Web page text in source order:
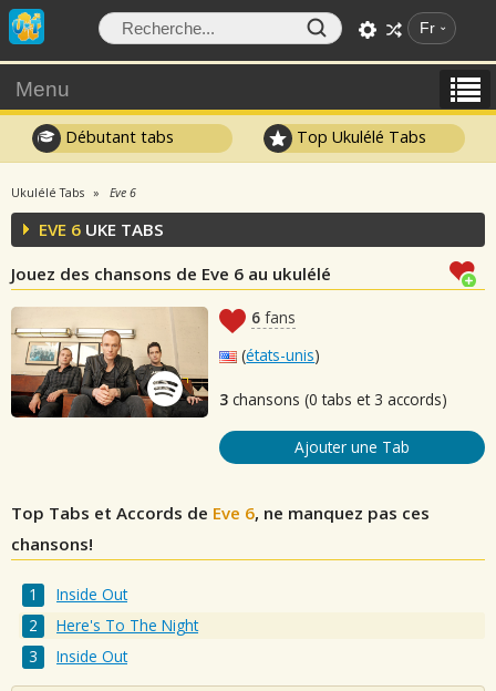
Fr
Menu
Débutant tabs Top Ukulélé Tabs
Ukulélé Tabs Eve 6
EVE 6 UKE TABS
Jouez des chansons de Eve 6 au ukulélé
6 fans
(états-unis)
3 chansons (0 tabs et 3 accords)
Ajouter une Tab
Top Tabs et Accords de Eve 6, ne manquez pas ces
chansons!
Inside Out
Here's To The Night
Inside Out